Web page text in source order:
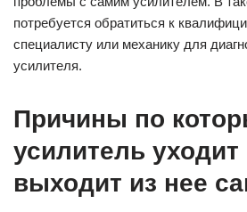
потребуется обратиться к
специалисту или механику для
усилителя.
Причины по
усилитель
выходит из нее